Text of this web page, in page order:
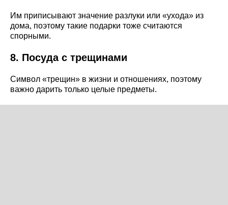
Им приписывают значение разлуки или «ухода» из
дома, поэтому такие подарки тоже считаются
спорными.
8. Посуда с трещинами
Символ «трещин» в жизни и отношениях, поэтому
важно дарить только целые предметы.